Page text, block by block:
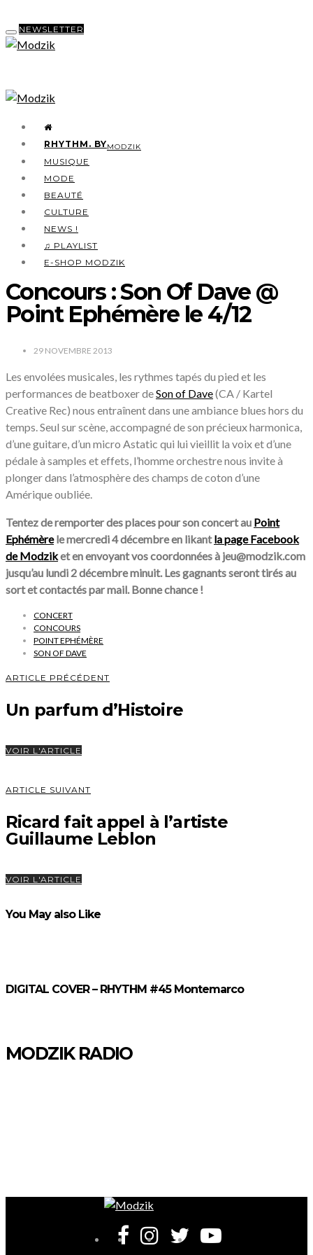
NEWSLETTER
RHYTHM. BYMODZIK
MUSIQUE
MODE
BEAUTÉ
CULTURE
NEWS !
♫ PLAYLIST
E-SHOP MODZIK
Concours : Son Of Dave @
Point Ephémère le 4/12
29 NOVEMBRE 2013
Les envolées musicales, les rythmes tapés du pied et les
performances de beatboxer deSon of Dave(CA / Kartel
Creative Rec) nous entraînent dans une ambiance blues hors du
temps. Seul sur scène, accompagné de son précieux harmonica,
d’une guitare, d’un micro Astatic qui lui vieillit la voix et d’une
pédale à samples et effets, l’homme orchestre nous invite à
plonger dans l’atmosphère des champs de coton d’une
Amérique oubliée.
Tentez de remporter des places pour son concert au Point
Ephémèrele mercredi 4 décembre en likantla page Facebook
de Modziket en envoyant vos coordonnées à jeu@modzik.com
jusqu’au lundi 2 décembre minuit. Les gagnants seront tirés au
sort et contactés par mail. Bonne chance !
CONCERT
CONCOURS
POINT EPHÉMÈRE
SON OF DAVE
ARTICLE PRÉCÉDENT
Un parfum d’Histoire
VOIR L'ARTICLE
ARTICLE SUIVANT
Ricard fait appel à l’artiste
Guillaume Leblon
VOIR L'ARTICLE
You May also Like
DIGITAL COVER – RHYTHM #45 Montemarco
MODZIK RADIO